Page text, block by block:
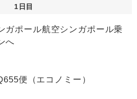
1日目
ポール航空シンガポール乗
へ
便（エコノミー）